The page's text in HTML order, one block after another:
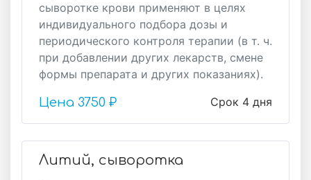
сыворотке крови применяют в целях
индивидуального подбора дозы и
периодического контроля терапии (в т. ч.
при добавлении других лекарств, смене
формы препарата и других показаниях).
Срок 4 дня
Цена 3750 ₽
Литий, сыворотка